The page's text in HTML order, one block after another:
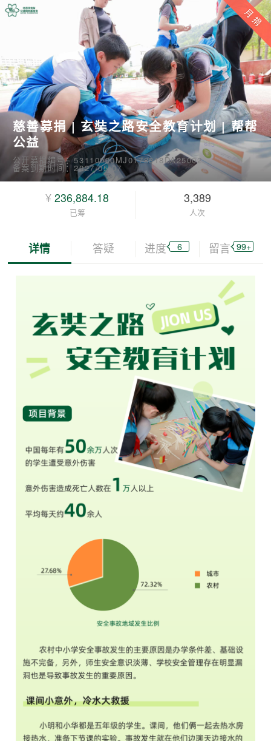
慈善募捐 | 玄奘之路安全教育计划 | 帮帮
公益
公开募捐编号：53110000MJ0178318DA25002
备案到期时间：2027-05-07
¥236,884.18
已筹
3,389
人次
详情 答疑 进度 6 留言 99+